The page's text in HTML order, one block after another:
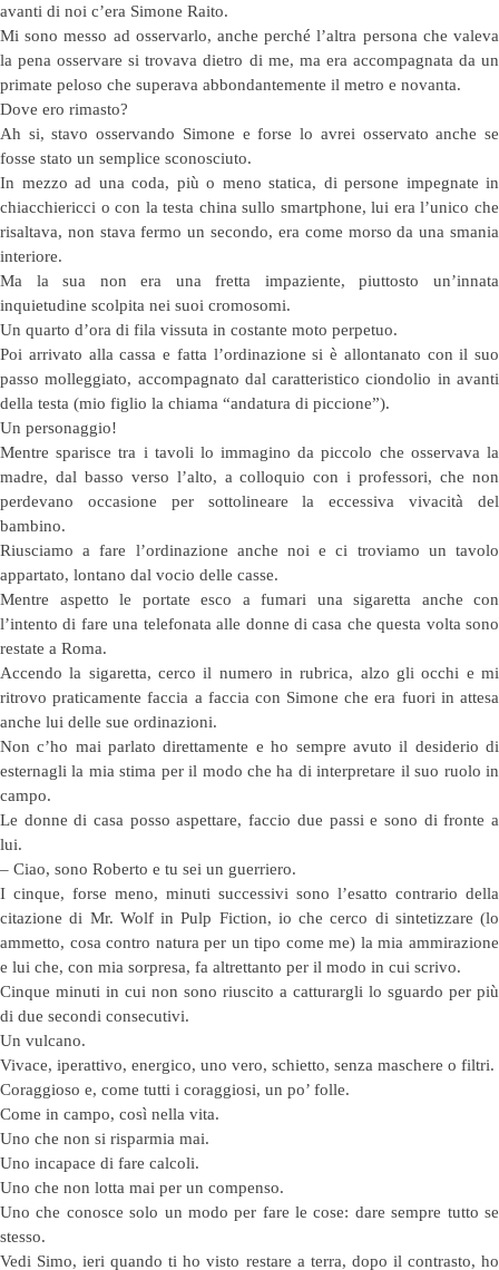
avanti di noi c’era Simone Raito.
Mi sono messo ad osservarlo, anche perché l’altra persona che valeva
la pena osservare si trovava dietro di me, ma era accompagnata da un
primate peloso che superava abbondantemente il metro e novanta.
Dove ero rimasto?
Ah si, stavo osservando Simone e forse lo avrei osservato anche se
fosse stato un semplice sconosciuto.
In mezzo ad una coda, più o meno statica, di persone impegnate in
chiacchiericci o con la testa china sullo smartphone, lui era l’unico che
risaltava, non stava fermo un secondo, era come morso da una smania
interiore.
Ma la sua non era una fretta impaziente, piuttosto un’innata
inquietudine scolpita nei suoi cromosomi.
Un quarto d’ora di fila vissuta in costante moto perpetuo.
Poi arrivato alla cassa e fatta l’ordinazione si è allontanato con il suo
passo molleggiato, accompagnato dal caratteristico ciondolio in avanti
della testa (mio figlio la chiama “andatura di piccione”).
Un personaggio!
Mentre sparisce tra i tavoli lo immagino da piccolo che osservava la
madre, dal basso verso l’alto, a colloquio con i professori, che non
perdevano occasione per sottolineare la eccessiva vivacità del
bambino.
Riusciamo a fare l’ordinazione anche noi e ci troviamo un tavolo
appartato, lontano dal vocio delle casse.
Mentre aspetto le portate esco a fumari una sigaretta anche con
l’intento di fare una telefonata alle donne di casa che questa volta sono
restate a Roma.
Accendo la sigaretta, cerco il numero in rubrica, alzo gli occhi e mi
ritrovo praticamente faccia a faccia con Simone che era fuori in attesa
anche lui delle sue ordinazioni.
Non c’ho mai parlato direttamente e ho sempre avuto il desiderio di
esternagli la mia stima per il modo che ha di interpretare il suo ruolo in
campo.
Le donne di casa posso aspettare, faccio due passi e sono di fronte a
lui.
– Ciao, sono Roberto e tu sei un guerriero.
I cinque, forse meno, minuti successivi sono l’esatto contrario della
citazione di Mr. Wolf in Pulp Fiction, io che cerco di sintetizzare (lo
ammetto, cosa contro natura per un tipo come me) la mia ammirazione
e lui che, con mia sorpresa, fa altrettanto per il modo in cui scrivo.
Cinque minuti in cui non sono riuscito a catturargli lo sguardo per più
di due secondi consecutivi.
Un vulcano.
Vivace, iperattivo, energico, uno vero, schietto, senza maschere o filtri.
Coraggioso e, come tutti i coraggiosi, un po’ folle.
Come in campo, così nella vita.
Uno che non si risparmia mai.
Uno incapace di fare calcoli.
Uno che non lotta mai per un compenso.
Uno che conosce solo un modo per fare le cose: dare sempre tutto se
stesso.
Vedi Simo, ieri quando ti ho visto restare a terra, dopo il contrasto, ho